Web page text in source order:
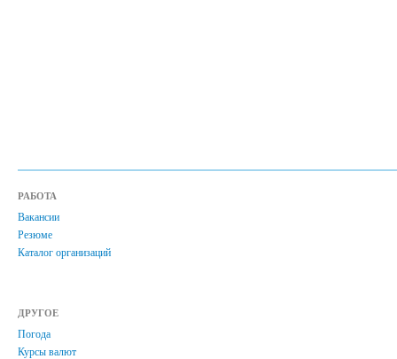
РАБОТА
Вакансии
Резюме
Каталог организаций
ДРУГОЕ
Погода
Курсы валют